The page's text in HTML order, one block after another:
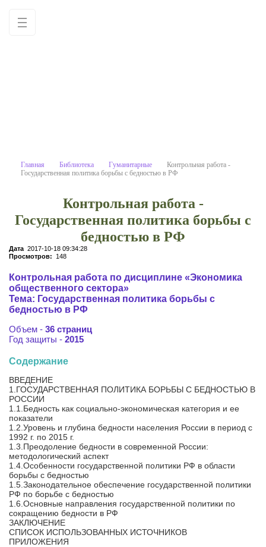
Главная Библиотека Гуманитарные
Контрольная работа -
Государственная политика борьбы с бедностью в РФ
Контрольная работа -
Государственная политика борьбы с
бедностью в РФ
Дата 2017-10-18 09:34:28
Просмотров:
148
Контрольная работа по дисциплине «Экономика
общественного сектора»
Тема: Государственная политика борьбы с
бедностью в РФ
Объем - 36 страниц
Год защиты - 2015
Содержание
ВВЕДЕНИЕ
1.ГОСУДАРСТВЕННАЯ ПОЛИТИКА БОРЬБЫ С БЕДНОСТЬЮ В
РОССИИ
1.1.Бедность как социально-экономическая категория и ее
показатели
1.2.Уровень и глубина бедности населения России в период с
1992 г. по 2015 г.
1.3.Преодоление бедности в современной России:
методологический аспект
1.4.Особенности государственной политики РФ в области
борьбы с бедностью
1.5.Законодательное обеспечение государственной политики
РФ по борьбе с бедностью
1.6.Основные направления государственной политики по
сокращению бедности в РФ
ЗАКЛЮЧЕНИЕ
СПИСОК ИСПОЛЬЗОВАННЫХ ИСТОЧНИКОВ
ПРИЛОЖЕНИЯ